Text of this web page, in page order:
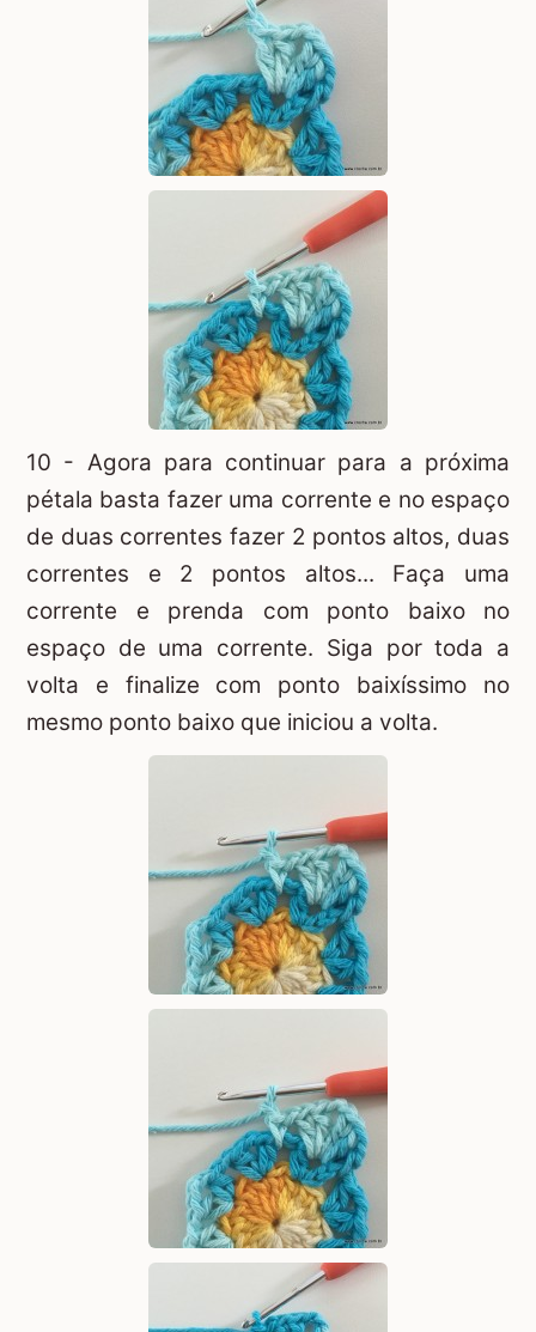
10 - Agora para continuar para a próxima
pétala basta fazer uma corrente e no espaço
de duas correntes fazer 2 pontos altos, duas
correntes e 2 pontos altos... Faça uma
corrente e prenda com ponto baixo no
espaço de uma corrente. Siga por toda a
volta e finalize com ponto baixíssimo no
mesmo ponto baixo que iniciou a volta.